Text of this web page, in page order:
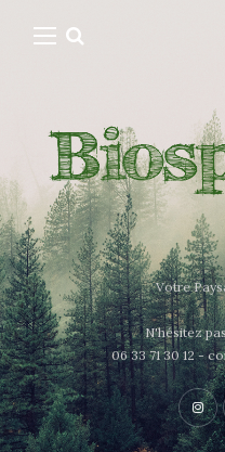
Votre
N'hésitez
06 33 71 30 12 -